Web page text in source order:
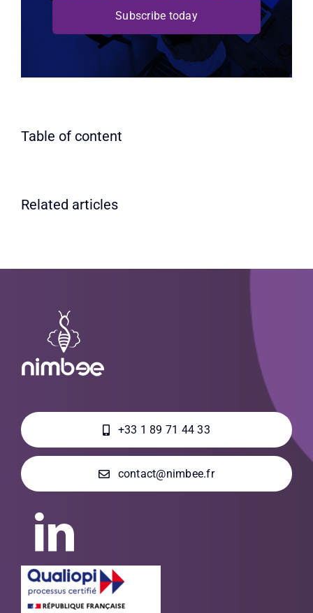
Subscribe today
Table of content
Related articles
+33 1 89 71 44 33
contact@nimbee.fr